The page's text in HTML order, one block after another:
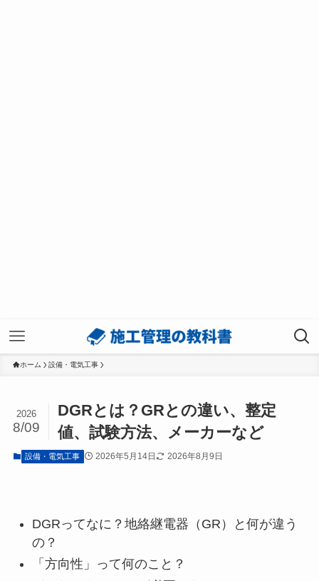
ホーム 設備・電気工事
DGRとは？GRとの違い、整定
値、試験方法、メーカーなど
2026
8/09
設備・電気工事 2026年5月14日 2026年8月9日
DGRってなに？地絡継電器（GR）と何が違う
の？
「方向性」って何のこと？